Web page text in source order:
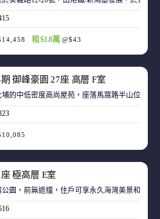
租 $1.8萬 @$43
御峰豪園 27座 高層 F室
的中低密度高尚屋苑，座落馬窩路半山位置
極高層 E室
園，前無遮擋，住戶可享永久海灣美景和赤